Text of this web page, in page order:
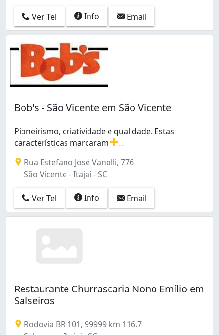
Ver Tel Info Email
Bob's - São Vicente em São Vicente
Pioneirismo, criatividade e qualidade. Estas
características marcaram
Rua Estefano José Vanolli, 776
São Vicente - Itajaí - SC
Ver Tel Info Email
Restaurante Churrascaria Nono Emílio em
Salseiros
Rodovia BR 101, 99999 km 116.7